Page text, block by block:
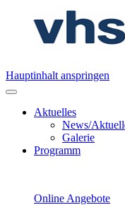
Hauptinhalt anspringen
Aktuelles
News/
Galerie
Programm
Online Angebote